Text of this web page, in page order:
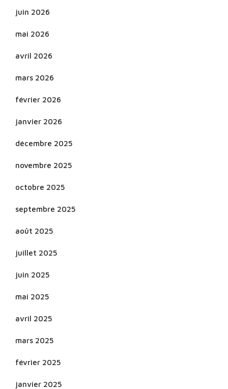
juin 2026
mai 2026
avril 2026
mars 2026
février 2026
janvier 2026
décembre 2025
novembre 2025
octobre 2025
septembre 2025
août 2025
juillet 2025
juin 2025
mai 2025
avril 2025
mars 2025
février 2025
janvier 2025